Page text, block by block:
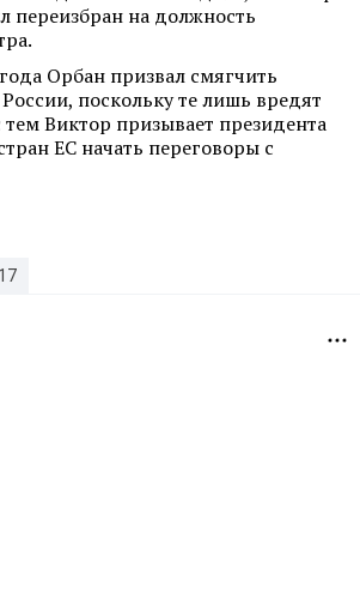
переизбран на должность
Орбан призвал смягчить
поскольку те лишь вредят
тем Виктор призывает президента
ЕС начать переговоры с